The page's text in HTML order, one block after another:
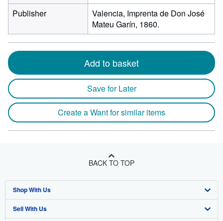
Publisher
Valencia, Imprenta de Don José
Mateu Garín, 1860.
Add to basket
Save for Later
Create a Want for similar items
BACK TO TOP
Shop With Us
Advanced Search
Sell With Us